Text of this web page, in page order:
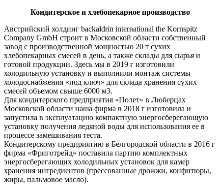
Кондитерское и хлебопекарное производство
Австрийский холдинг backaldrin international the Kornspitz
Company GmbH строит в Московской области собственный
завод с производственной мощностью 20 т сухих
хлебопекарных смесей в день, а также склады для сырья и
готовой продукции. Здесь мы в 2019 г изготовили
холодильную установку и выполнили монтаж системы
холодоснабжения «под ключ» для склада хранения сухих
смесей объемом свыше 6000 м3.
Для кондитерского предприятия «Полет» в Люберцах
Московской области наша фирма в 2018 г изготовила и
запустила в эксплуатацию компактную энергосберегающую
установку получения ледяной воды для использования ее в
процессе замешивания теста.
Кондитерскому предприятию в Белгородской области в 2016 г
фирма «Фриготрейд» поставила партию комплектных
энергосберегающих холодильных установок для камер
хранения ингредиентов (прессованные дрожжи, конфитюры,
жиры, пальмовое масло).